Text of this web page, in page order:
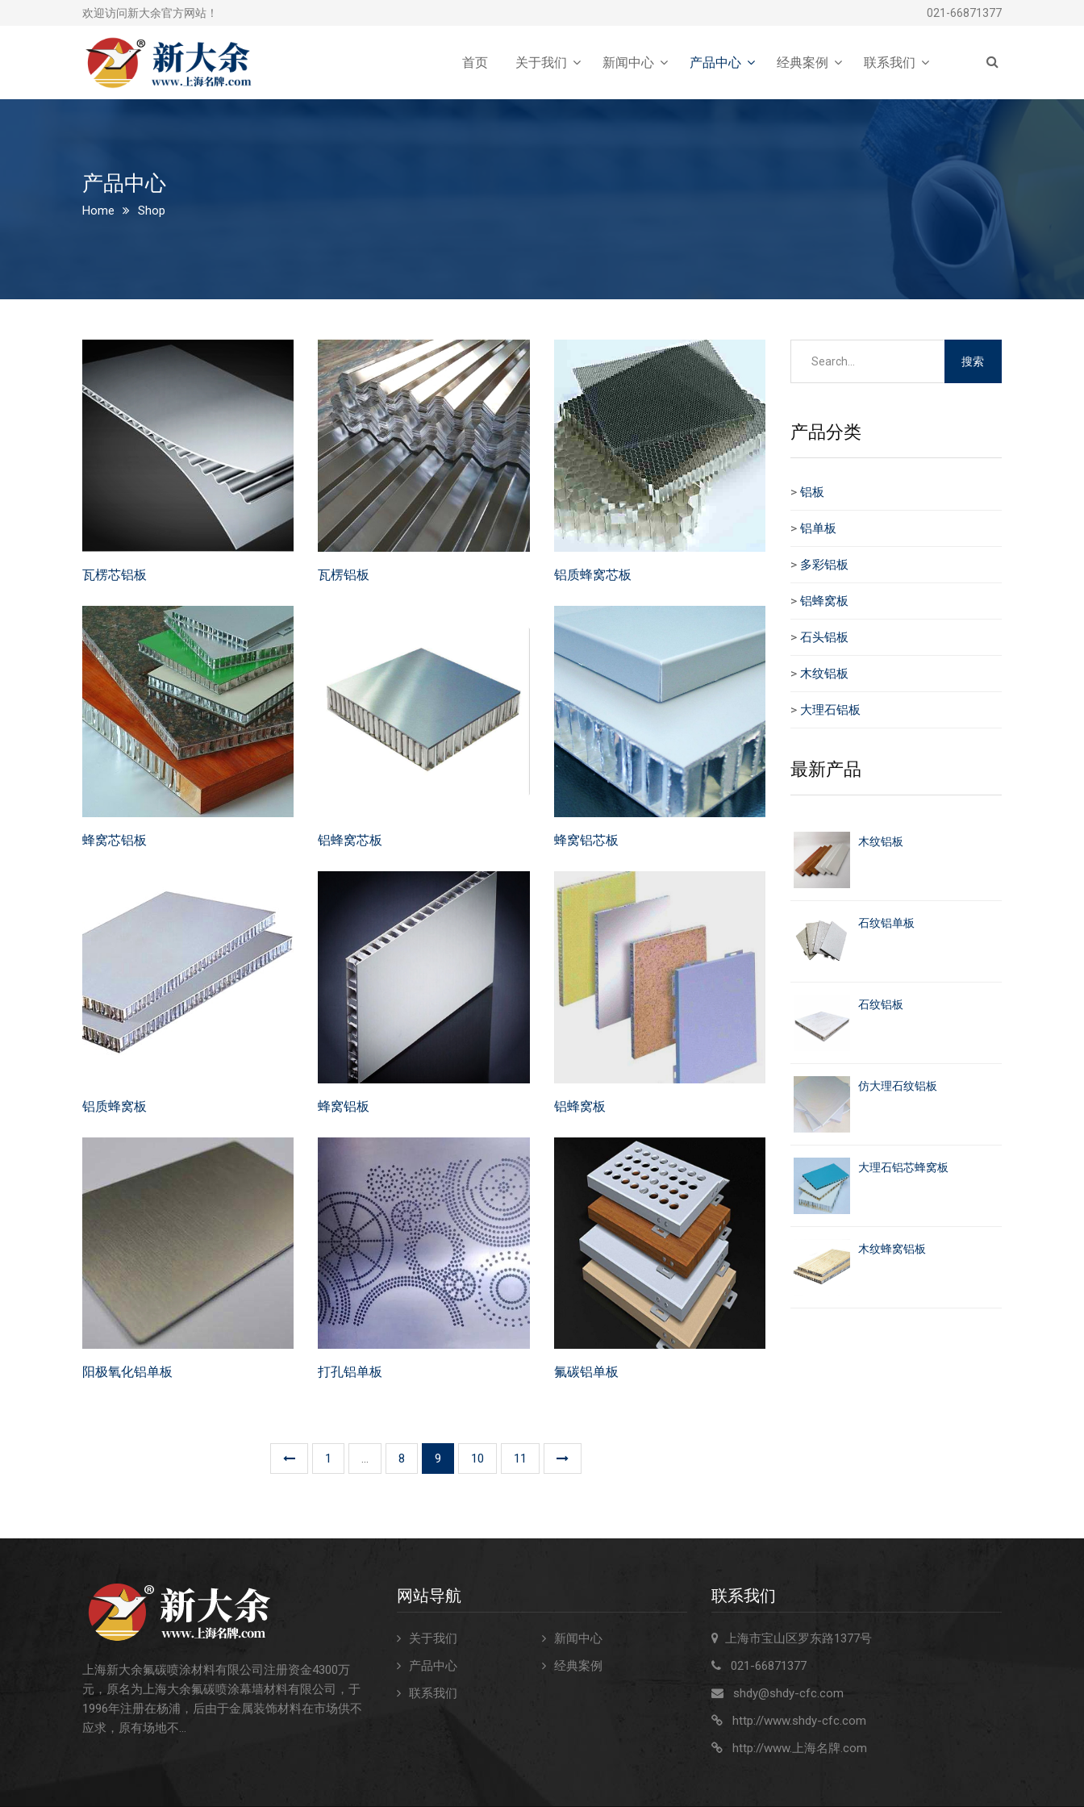
欢迎访问新大余官方网站！ 021-66871377
首页 关于我们 新闻中心 产品中心 经典案例 联系我们
产品中心
Home Shop
瓦楞芯铝板 瓦楞铝板 铝质蜂窝芯板
蜂窝芯铝板 铝蜂窝芯板 蜂窝铝芯板
铝质蜂窝板 蜂窝铝板 铝蜂窝板
阳极氧化铝单板 打孔铝单板 氟碳铝单板
1 ... 8 9 10 11
产品分类
> 铝板
> 铝单板
> 多彩铝板
> 铝蜂窝板
> 石头铝板
> 木纹铝板
> 大理石铝板
最新产品
木纹铝板
石纹铝单板
石纹铝板
仿大理石纹铝板
大理石铝芯蜂窝板
木纹蜂窝铝板
上海新大余氟碳喷涂材料有限公司注册资金4300万
元，原名为上海大余氟碳喷涂幕墙材料有限公司，于
1996年注册在杨浦，后由于金属装饰材料在市场供不
应求，原有场地不...
网站导航
关于我们
新闻中心
产品中心
经典案例
联系我们
联系我们
上海市宝山区罗东路1377号
021-66871377
shdy@shdy-cfc.com
http://www.shdy-cfc.com
http://www.上海名牌.com